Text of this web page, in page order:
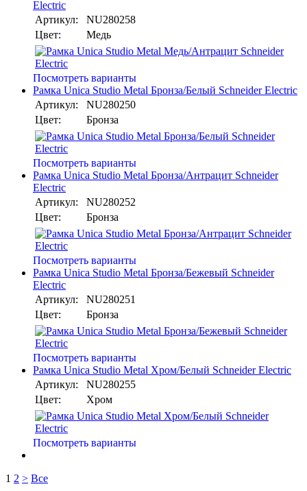
Electric
Артикул:
NU280258
Цвет:
Медь
Посмотреть варианты
Рамка Unica Studio Metal Бронза/Белый Schneider Electric
Артикул:
NU280250
Цвет:
Бронза
Посмотреть варианты
Рамка Unica Studio Metal Бронза/Антрацит Schneider
Electric
Артикул:
NU280252
Цвет:
Бронза
Посмотреть варианты
Рамка Unica Studio Metal Бронза/Бежевый Schneider
Electric
Артикул:
NU280251
Цвет:
Бронза
Посмотреть варианты
Рамка Unica Studio Metal Хром/Белый Schneider Electric
Артикул:
NU280255
Цвет:
Хром
Посмотреть варианты
1 2 > Все